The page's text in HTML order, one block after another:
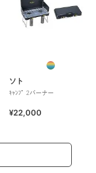
ソト
ｷｬﾝﾌﾟ 2バーナー
¥22,000